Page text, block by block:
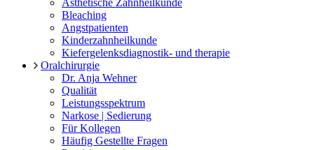
Ästhetische Zahnheilkunde
Bleaching
Angstpatienten
Kinderzahnheilkunde
Kiefergelenksdiagnostik- und therapie
Oralchirurgie
Dr. Anja Wehner
Qualität
Leistungsspektrum
Narkose | Sedierung
Für Kollegen
Häufig Gestellte Fragen